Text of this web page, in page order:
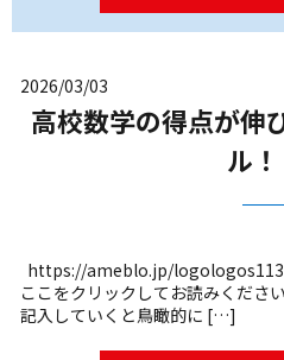
2026/03/03
高校数学の得点が伸
ル！
https://ameblo.jp/
ここをクリックしてお読みくださ
記入していくと鳥瞰的に […]